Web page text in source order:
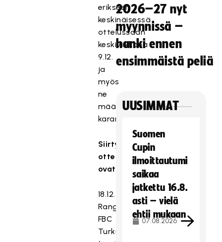
erikseen
keskinäisessä
ottelussaan
keskiviikkona
9.12.
ja
myös
ne
määrätty
karanteeniin.
Siirtyvät
ottelut
ovat:
18.12.
Rangers–
FBC
Turku
2026–27 nyt
myynnissä –
hanki ennen
ensimmäistä peliä
UUSIMMAT
Suomen
Cupin
ilmoittautumi
saikaa
jatkettu 16.8.
asti – vielä
ehtii mukaan
07.08.2026